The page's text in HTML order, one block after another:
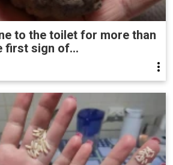
to the toilet for more than
first sign of...